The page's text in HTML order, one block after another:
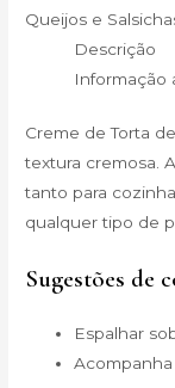
Queijos e
Descrição
Informação
Creme de Torta
textura cremosa.
tanto para
qualquer tipo de
Sugestões de
Espalhar